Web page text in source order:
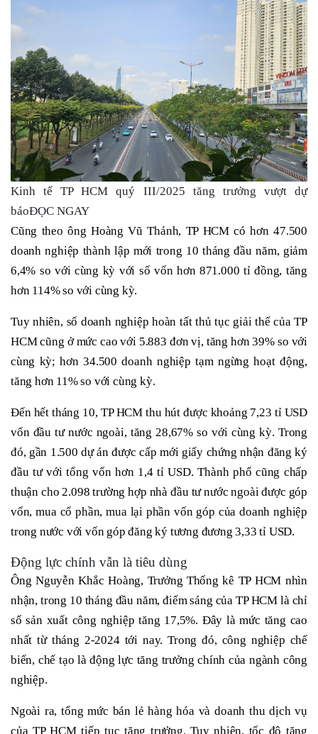
Kinh tế TP HCM quý III/2025 tăng trưởng vượt dự
báoĐỌC NGAY
Cũng theo ông Hoàng Vũ Thảnh, TP HCM có hơn 47.500
doanh nghiệp thành lập mới trong 10 tháng đầu năm, giảm
6,4% so với cùng kỳ với số vốn hơn 871.000 tỉ đồng, tăng
hơn 114% so với cùng kỳ.
Tuy nhiên, số doanh nghiệp hoàn tất thủ tục giải thể của TP
HCM cũng ở mức cao với 5.883 đơn vị, tăng hơn 39% so với
cùng kỳ; hơn 34.500 doanh nghiệp tạm ngừng hoạt động,
tăng hơn 11% so với cùng kỳ.
Đến hết tháng 10, TP HCM thu hút được khoảng 7,23 tỉ USD
vốn đầu tư nước ngoài, tăng 28,67% so với cùng kỳ. Trong
đó, gần 1.500 dự án được cấp mới giấy chứng nhận đăng ký
đầu tư với tổng vốn hơn 1,4 tỉ USD. Thành phố cũng chấp
thuận cho 2.098 trường hợp nhà đầu tư nước ngoài được góp
vốn, mua cổ phần, mua lại phần vốn góp của doanh nghiệp
trong nước với vốn góp đăng ký tương đương 3,33 tỉ USD.
Động lực chính vẫn là tiêu dùng
Ông Nguyễn Khắc Hoàng, Trưởng Thống kê TP HCM nhìn
nhận, trong 10 tháng đầu năm, điểm sáng của TP HCM là chỉ
số sản xuất công nghiệp tăng 17,5%. Đây là mức tăng cao
nhất từ tháng 2-2024 tới nay. Trong đó, công nghiệp chế
biến, chế tạo là động lực tăng trưởng chính của ngành công
nghiệp.
Ngoài ra, tổng mức bán lẻ hàng hóa và doanh thu dịch vụ
của TP HCM tiếp tục tăng trưởng. Tuy nhiên, tốc độ tăng